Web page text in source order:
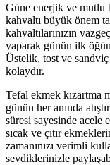
Güne enerjik ve mutlu
kahvaltı büyük önem
kahvaltılarınızın
yaparak günün ilk
Üstelik, tost ve sandviç
kolaydır.
Tefal ekmek kızartma
günün her anında
süresi sayesinde
sıcak ve çıtır
zamanınızı verimli
sevdiklerinizle